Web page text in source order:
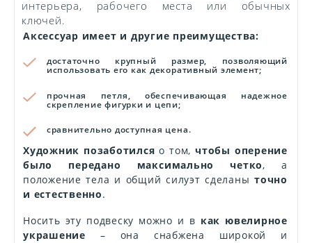
интерьера, рабочего места или обычных
ключей.
Аксессуар имеет и другие преимущества:
достаточно крупный размер, позволяющий
использовать его как декоративный элемент;
прочная петля, обеспечивающая надежное
скрепление фигурки и цепи;
сравнительно доступная цена.
Художник позаботился о том,чтобы оперение
было передано максимально четко, а
положение тела и общий силуэт сделаныточно
и естественно.
Носить эту подвеску можно и в как ювелирное
украшение – она снабжена широкой и